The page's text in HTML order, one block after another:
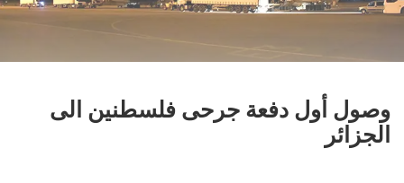
وصول أول دفعة جرحى فلسطنين الى
الجزائر